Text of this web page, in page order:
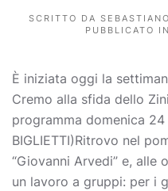
SCRITTO DA
PUBBLICATO IN
È iniziata oggi la
Cremo alla sfida dello
programma domenica
BIGLIETTI)Ritrovo nel
“Giovanni Arvedi” e, alle
un lavoro a gruppi: per i